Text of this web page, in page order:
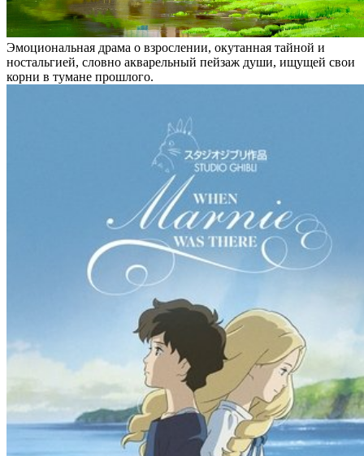
Эмоциональная драма о взрослении, окутанная тайной и
ностальгией, словно акварельный пейзаж души, ищущей свои
корни в тумане прошлого.